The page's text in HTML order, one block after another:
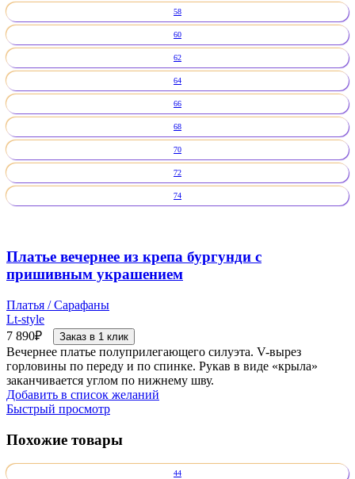
58
60
62
64
66
68
70
72
74
Платье вечернее из крепа бургунди с
пришивным украшением
Платья / Сарафаны
Lt-style
7 890₽ Заказ в 1 клик
Вечернее платье полуприлегающего силуэта. V-вырез
горловины по переду и по спинке. Рукав в виде «крыла»
заканчивается углом по нижнему шву.
Добавить в список желаний
Быстрый просмотр
Похожие товары
44